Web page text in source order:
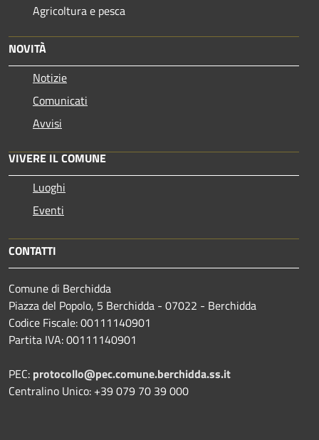
Agricoltura e pesca
NOVITÀ
Notizie
Comunicati
Avvisi
VIVERE IL COMUNE
Luoghi
Eventi
CONTATTI
Comune di Berchidda
Piazza del Popolo, 5 Berchidda - 07022 - Berchidda
Codice Fiscale: 00111140901
Partita IVA: 00111140901
PEC: protocollo@pec.comune.berchidda.ss.it
Centralino Unico: +39 079 70 39 000